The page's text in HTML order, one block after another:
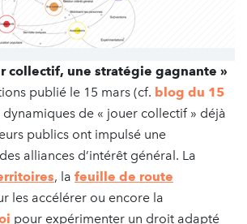
collectif, une stratégie gagnante »
publié le 15 mars (cf. blog du 15
dynamiques de « jouer collectif » déjà
publics ont impulsé une
alliances d’intérêt général. La
, la feuille de route
les accélérer ou encore la
pour expérimenter un droit adapté